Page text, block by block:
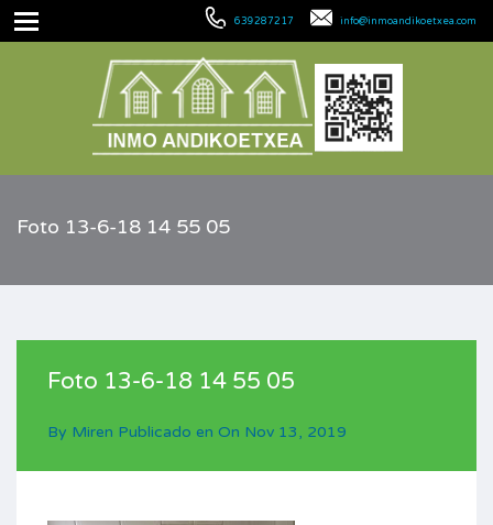
639287217 info@inmoandikoetxea.com
Foto 13-6-18 14 55 05
Foto 13-6-18 14 55 05
By Miren Publicado en On Nov 13, 2019